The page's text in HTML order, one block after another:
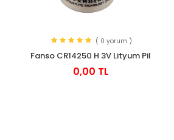
( 0 yorum )
Fanso CR14250 H 3V Lityum Pil
0,00 TL